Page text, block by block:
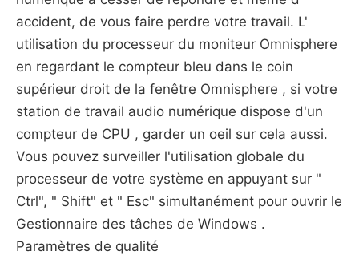
accident, de vous faire perdre votre travail. L'
utilisation du processeur du moniteur Omnisphere
en regardant le compteur bleu dans le coin
supérieur droit de la fenêtre Omnisphere , si votre
station de travail audio numérique dispose d'un
compteur de CPU , garder un oeil sur cela aussi.
Vous pouvez surveiller l'utilisation globale du
processeur de votre système en appuyant sur "
Ctrl", " Shift" et " Esc" simultanément pour ouvrir le
Gestionnaire des tâches de Windows .
Paramètres de qualité